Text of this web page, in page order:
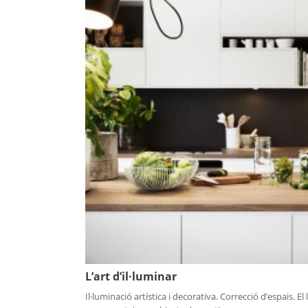
L’art d’il·luminar
Il·luminació artística i decorativa. Correcció d’espais. El